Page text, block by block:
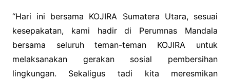
“Hari ini bersama KOJIRA Sumatera Utara, sesuai
kesepakatan, kami hadir di Perumnas Mandala
bersama seluruh teman-teman KOJIRA untuk
melaksanakan gerakan sosial pembersihan
lingkungan. Sekaligus tadi kita meresmikan